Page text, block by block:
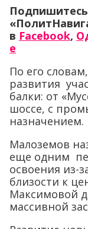
в Facebook,
е
По его
развития
балки: от
шоссе, с
назначением.
Малоземов
еще одним
освоения из-
близости к
Максимовой
массивной